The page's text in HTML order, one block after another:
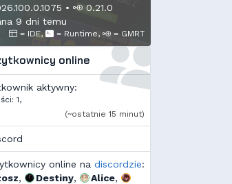
•
0.21.0
9 dni temu
= IDE, = Runtime, = GMRT
online
aktywny:
1,
(~ostatnie 15 minut)
online na discordzie:
, Destiny, Alice,